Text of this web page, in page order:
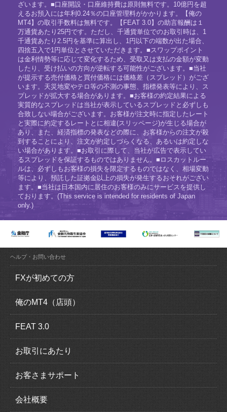
ざいます。■口座開設・口座維持費は原則無料です。10億円を超
えるお預入には年利0.24％の口座管理料がかかります。【俺の
MT4】の取引手数料は無料です。【FEAT 3.0】の助言報酬は１
万通貨あたり25円です。ただし、千通貨単位でのお取引時は、1
千通貨あたり2.5円を基準に算出し、1円以下の端数が出た場合、
四捨五入で1円単位とさせていただきます。■スワップポイント
は金利情勢等に応じて変化するため、受取又は支払の金額が変動
したり、受け払いの方向が逆転する可能性がございます。■当社
が提示する売付価格と買付価格には価格差（スプレッド）がござ
います。天災地変やテロ等の不測の事態、指標発表等により、ス
プレッドが拡大する場合があります。■お客様の約定結果による
実質的なスプレッドは当社が表示しているスプレッドと必ずしも
合致しない場合がございます。お客様が注文時に指定したレート
と実際に約定するレートとに相違(スリッページ)が生じる場合が
あり、また、経済指標の発表などの際に、お客様からの注文が殺
到することにより、注文が約定しづらくなる、あるいは約定しな
い場合があります。■お取引に際して、当社が広告で表示してい
るスプレッドを保証するものではありません。■ロスカットルー
ルは、必ずしもお客様の損失を限定するものではなく、相場変動
等により、預託した証拠金以上の損失が発生するおそれがござい
ます。■当社は日本国内に居住のお客様のみにサービスを提供し
ております。(This service is intended for residents of Japan
only.)
ヘルプ・お問い合わせ
FXが初めての方
FX（外国為替証拠金取引）とは？
FXの魅力とは？
ロスカットについて
追加証拠金について
スリッページについて
俺のMT4（店頭）
俺のMT4（MetaTrader4）の特徴
取引概要
FEAT 3.0
FEAT 3.0の特徴
運用感覚ガイド
取引概要
お取引にあたり
口座開設の流れ
本人確認書類
お客さまサポート
入出金について
会社概要